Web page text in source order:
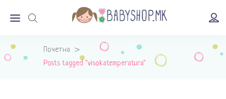
Почетна >
Posts tagged "visokatemperatura"